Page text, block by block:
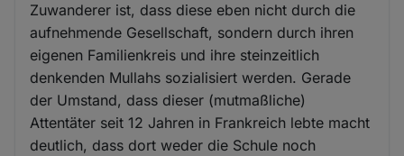
Zuwanderer ist, dass diese eben nicht durch die
aufnehmende Gesellschaft, sondern durch ihren
eigenen Familienkreis und ihre steinzeitlich
denkenden Mullahs sozialisiert werden. Gerade
der Umstand, dass dieser (mutmaßliche)
Attentäter seit 12 Jahren in Frankreich lebte macht
deutlich, dass dort weder die Schule noch